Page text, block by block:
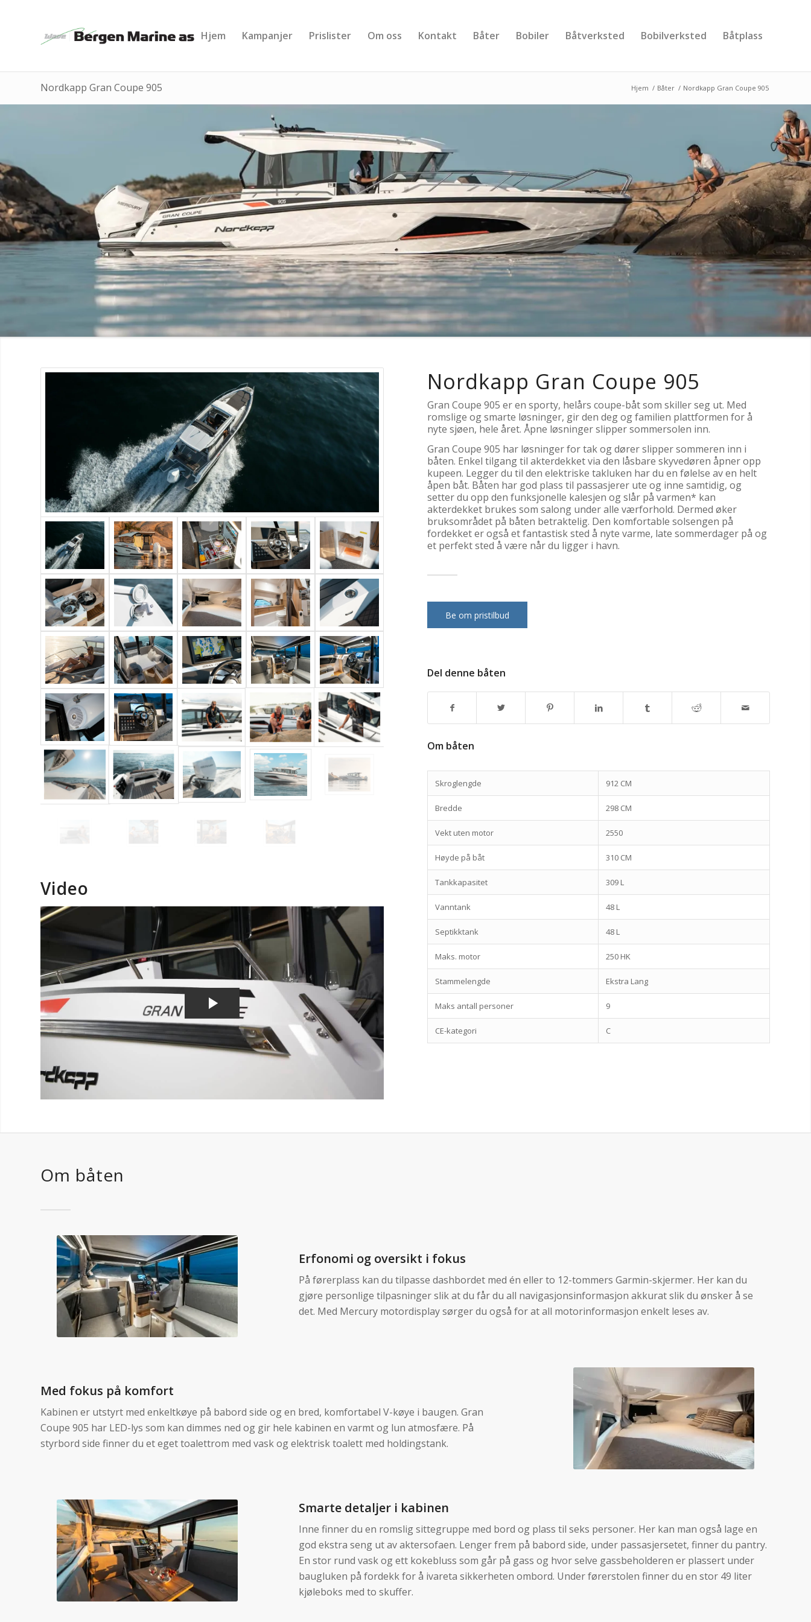
Hjem Kampanjer Prislister Om oss Kontakt Båter Bobiler Båtverksted Bobilverksted Båtplass
Nordkapp Gran Coupe 905 Hjem / Båter / Nordkapp Gran Coupe 905
Video
Nordkapp Gran Coupe 905
Gran Coupe 905 er en sporty, helårs coupe-båt som skiller seg ut. Med
romslige og smarte løsninger, gir den deg og familien plattformen for å
nyte sjøen, hele året. Åpne løsninger slipper sommersolen inn.
Gran Coupe 905 har løsninger for tak og dører slipper sommeren inn i
båten. Enkel tilgang til akterdekket via den låsbare skyvedøren åpner opp
kupeen. Legger du til den elektriske takluken har du en følelse av en helt
åpen båt. Båten har god plass til passasjerer ute og inne samtidig, og
setter du opp den funksjonelle kalesjen og slår på varmen* kan
akterdekket brukes som salong under alle værforhold. Dermed øker
bruksområdet på båten betraktelig. Den komfortable solsengen på
fordekket er også et fantastisk sted å nyte varme, late sommerdager på og
et perfekt sted å være når du ligger i havn.
Be om pristilbud
Del denne båten
Om båten
Skroglengde 912 CM
Bredde 298 CM
Vekt uten motor 2550
Høyde på båt 310 CM
Tankkapasitet 309 L
Vanntank 48 L
Septikktank 48 L
Maks. motor 250 HK
Stammelengde Ekstra Lang
Maks antall personer 9
CE-kategori C
Om båten
Erfonomi og oversikt i fokus
På førerplass kan du tilpasse dashbordet med én eller to 12-tommers Garmin-skjermer. Her kan du
gjøre personlige tilpasninger slik at du får du all navigasjonsinformasjon akkurat slik du ønsker å se
det. Med Mercury motordisplay sørger du også for at all motorinformasjon enkelt leses av.
Med fokus på komfort
Kabinen er utstyrt med enkeltkøye på babord side og en bred, komfortabel V-køye i baugen. Gran
Coupe 905 har LED-lys som kan dimmes ned og gir hele kabinen en varmt og lun atmosfære. På
styrbord side finner du et eget toalettrom med vask og elektrisk toalett med holdingstank.
Smarte detaljer i kabinen
Inne finner du en romslig sittegruppe med bord og plass til seks personer. Her kan man også lage en
god ekstra seng ut av aktersofaen. Lenger frem på babord side, under passasjersetet, finner du pantry.
En stor rund vask og ett kokebluss som går på gass og hvor selve gassbeholderen er plassert under
baugluken på fordekk for å ivareta sikkerheten ombord. Under førerstolen finner du en stor 49 liter
kjøleboks med to skuffer.